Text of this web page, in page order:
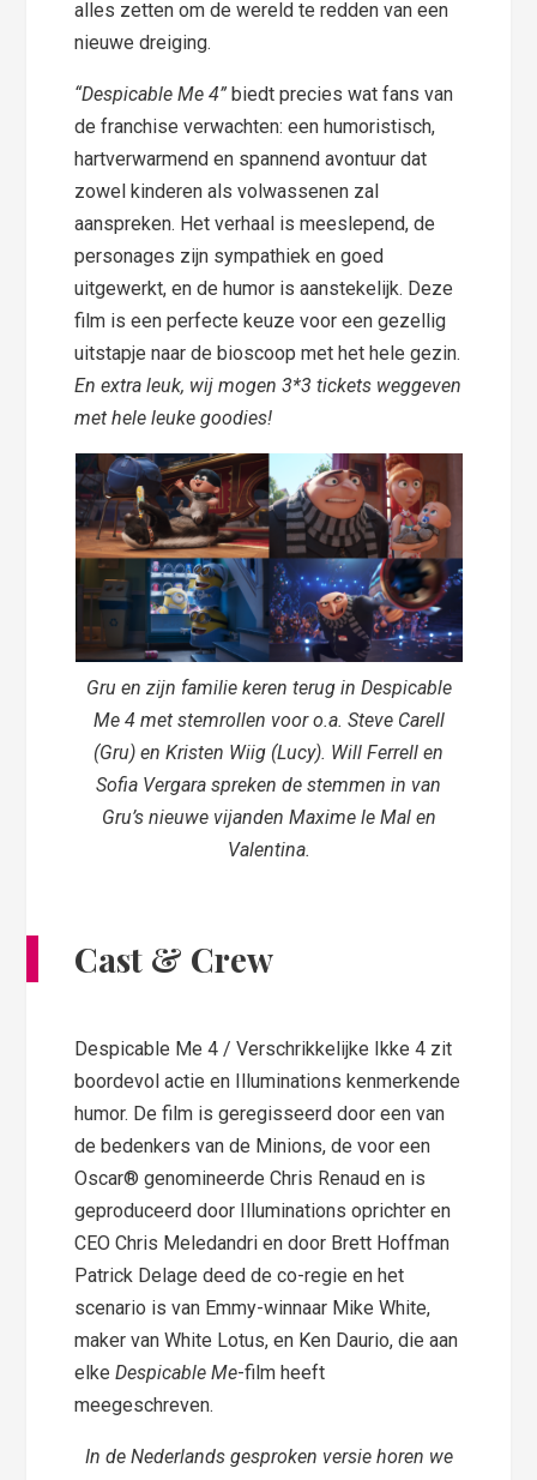
alles zetten om de wereld te redden van een
nieuwe dreiging.
“Despicable Me 4” biedt precies wat fans van
de franchise verwachten: een humoristisch,
hartverwarmend en spannend avontuur dat
zowel kinderen als volwassenen zal
aanspreken. Het verhaal is meeslepend, de
personages zijn sympathiek en goed
uitgewerkt, en de humor is aanstekelijk. Deze
film is een perfecte keuze voor een gezellig
uitstapje naar de bioscoop met het hele gezin.
En extra leuk, wij mogen 3*3 tickets weggeven
met hele leuke goodies!
Gru en zijn familie keren terug in Despicable
Me 4 met stemrollen voor o.a. Steve Carell
(Gru) en Kristen Wiig (Lucy). Will Ferrell en
Sofia Vergara spreken de stemmen in van
Gru’s nieuwe vijanden Maxime le Mal en
Valentina.
Cast & Crew
Despicable Me 4 / Verschrikkelijke Ikke 4 zit
boordevol actie en Illuminations kenmerkende
humor. De film is geregisseerd door een van
de bedenkers van de Minions, de voor een
Oscar® genomineerde Chris Renaud en is
geproduceerd door Illuminations oprichter en
CEO Chris Meledandri en door Brett Hoffman
Patrick Delage deed de co-regie en het
scenario is van Emmy-winnaar Mike White,
maker van White Lotus, en Ken Daurio, die aan
elkeDespicable Me-film heeft
meegeschreven.
In de Nederlands gesproken versie horen we